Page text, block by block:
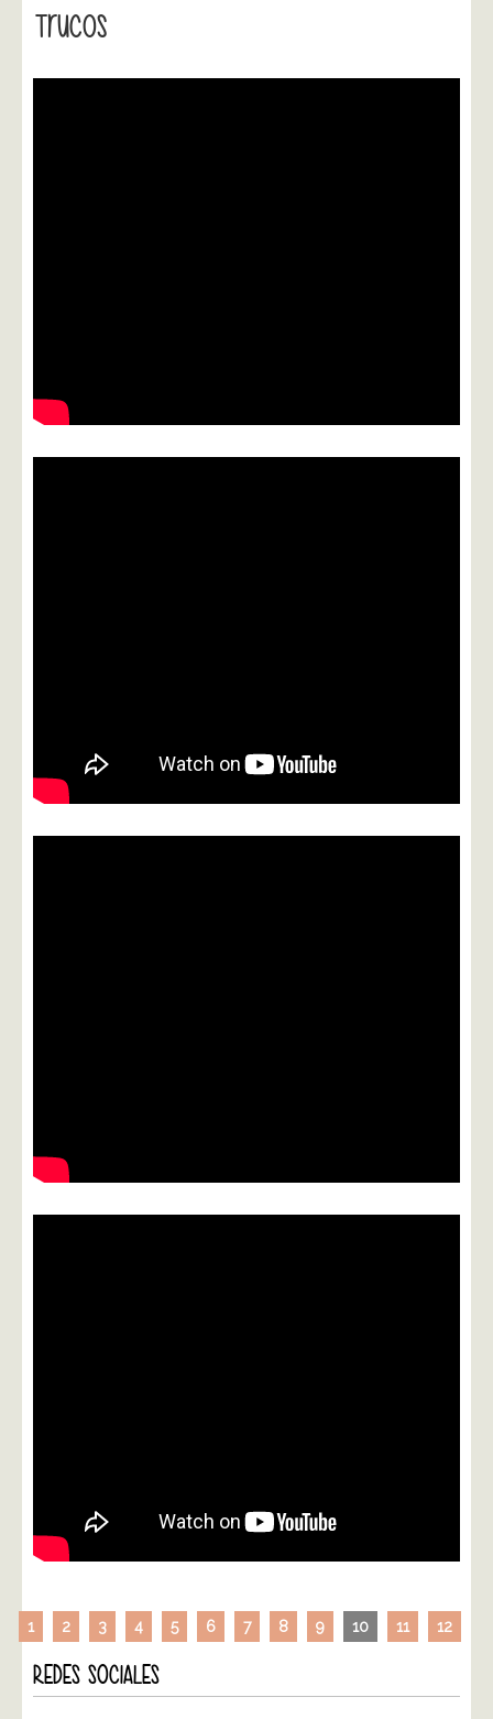
Trucos
1 2 3 4 5 6 7 8 9 10 11 12
REDES SOCIALES